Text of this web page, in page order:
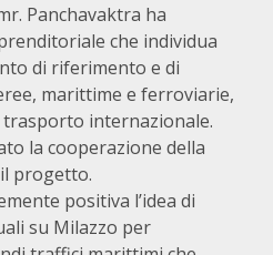
Panchavaktra ha
che individua
di riferimento e di
marittime e ferroviarie,
internazionale.
la cooperazione della
progetto.
positiva l’idea di
su Milazzo per